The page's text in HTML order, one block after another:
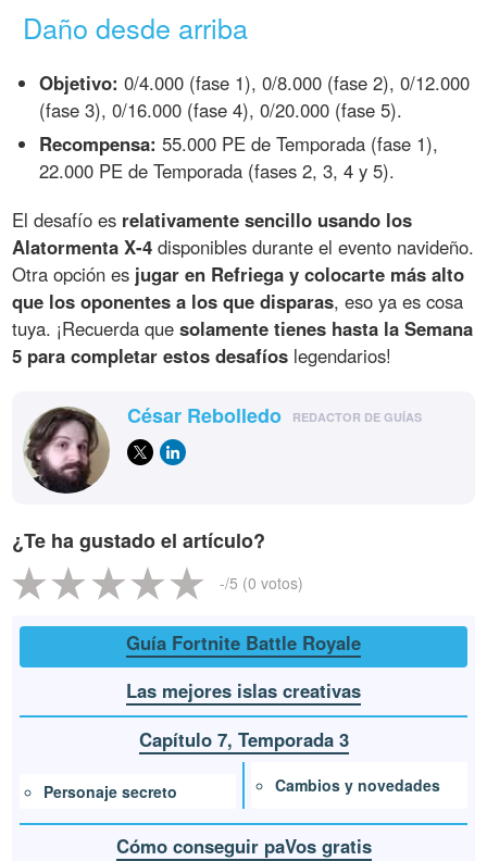
Daño desde arriba
Objetivo: 0/4.000 (fase 1), 0/8.000 (fase 2), 0/12.000
(fase 3), 0/16.000 (fase 4), 0/20.000 (fase 5).
Recompensa: 55.000 PE de Temporada (fase 1),
22.000 PE de Temporada (fases 2, 3, 4 y 5).
El desafío es relativamente sencillo usando los
Alatormenta X-4 disponibles durante el evento navideño.
Otra opción es jugar en Refriega y colocarte más alto
que los oponentes a los que disparas, eso ya es cosa
tuya. ¡Recuerda quesolamente tienes hasta la Semana
5 para completar estos desafíos legendarios!
César Rebolledo REDACTOR DE GUÍAS
¿Te ha gustado el artículo?
-/5 (0 votos)
Guía Fortnite Battle Royale
Las mejores islas creativas
Capítulo 7, Temporada 3
Personaje secreto Cambios y novedades
Cómo conseguir paVos gratis